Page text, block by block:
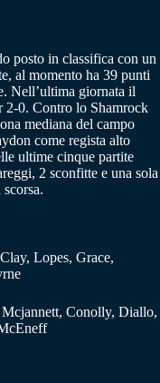
posto in classifica con un
al momento ha 39 punti
Nell’ultima giornata il
2-0. Contro lo Shamrock
mediana del campo
come regista alto
ultime cinque partite
2 sconfitte e una sola
Lopes, Grace,
Conolly, Diallo,